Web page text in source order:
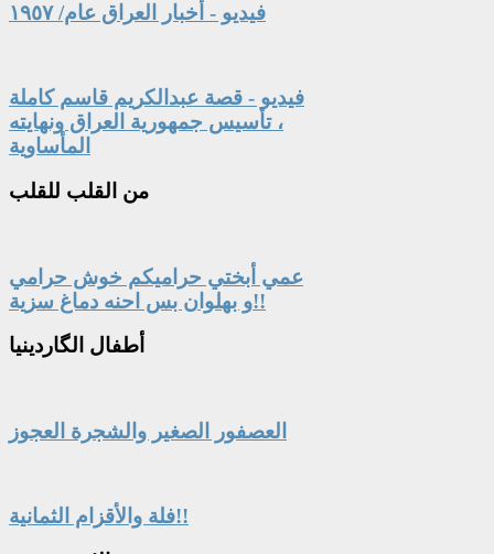
فيديو - أخبار العراق عام/ ١٩٥٧
فيديو - قصة عبدالكريم قاسم كاملة
، تأسيس جمهورية العراق ونهايته
المأساوية
من القلب للقلب
عمي أبختي حراميكم خوش حرامي
و بهلوان بس احنه دماغ سزية!!
أطفال الگاردينيا
العصفور الصغير والشجرة العجوز
فلة والأقزام الثمانية!!